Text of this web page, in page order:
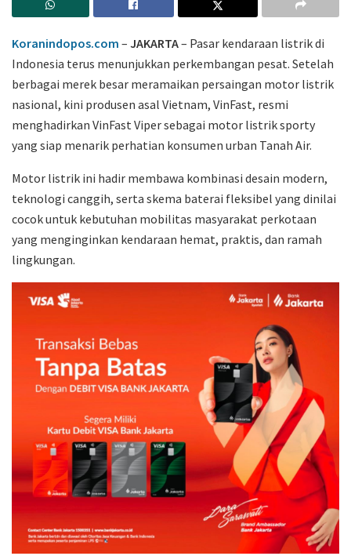
Koranindopos.com – JAKARTA– Pasar kendaraan listrik di
Indonesia terus menunjukkan perkembangan pesat. Setelah
berbagai merek besar meramaikan persaingan motor listrik
nasional, kini produsen asal Vietnam, VinFast, resmi
menghadirkan VinFast Viper sebagai motor listrik sporty
yang siap menarik perhatian konsumen urban Tanah Air.
Motor listrik ini hadir membawa kombinasi desain modern,
teknologi canggih, serta skema baterai fleksibel yang dinilai
cocok untuk kebutuhan mobilitas masyarakat perkotaan
yang menginginkan kendaraan hemat, praktis, dan ramah
lingkungan.